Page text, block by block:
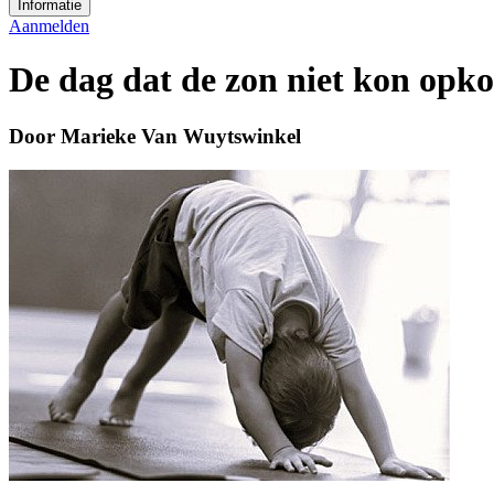
Informatie
Aanmelden
De dag dat de zon niet kon
Door Marieke Van Wuytswinkel